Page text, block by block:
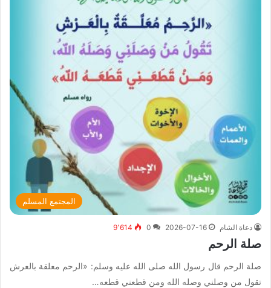
المجتمع المسلم
دعاة الشام 2026-07-16
0 9٬614
صلة الرحم
صلة الرحم قال رسول الله صلى الله عليه وسلم: «الرحم معلقة بالعرش
تقول من وصلني وصله الله ومن قطعني قطعه…